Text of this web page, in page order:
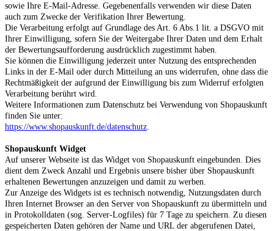
sowie Ihre E-Mail-Adresse. Gegebenenfalls verwenden wir diese Daten
auch zum Zwecke der Verifikation Ihrer Bewertung.
Die Verarbeitung erfolgt auf Grundlage des Art. 6 Abs.1 lit. a DSGVO mit
Ihrer Einwilligung, sofern Sie der Weitergabe Ihrer Daten und dem Erhalt
der Bewertungsaufforderung ausdrücklich zugestimmt haben.
Sie können die Einwilligung jederzeit unter Nutzung des entsprechenden
Links in der E-Mail oder durch Mitteilung an uns widerrufen, ohne dass die
Rechtmäßigkeit der aufgrund der Einwilligung bis zum Widerruf erfolgten
Verarbeitung berührt wird.
Weitere Informationen zum Datenschutz bei Verwendung von Shopauskunft
finden Sie unter:
https://www.shopauskunft.de/datenschutz
Shopauskunft Widget
Auf unserer Webseite ist das Widget von Shopauskunft eingebunden. Dies
dient dem Zweck Anzahl und Ergebnis unsere bisher über Shopauskunft
erhaltenen Bewertungen anzuzeigen und damit zu werben.
Zur Anzeige des Widgets ist es technisch notwendig, Nutzungsdaten durch
Ihren Internet Browser an den Server von Shopauskunft zu übermitteln und
in Protokolldaten (sog. Server-Logfiles) für 7 Tage zu speichern. Zu diesen
gespeicherten Daten gehören der Name und URL der abgerufenen Datei,